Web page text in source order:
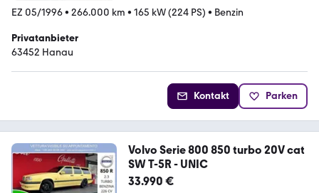
EZ 05/1996• 266.000 km • 165 kW (224 PS) • Benzin
Privatanbieter
63452 Hanau
Kontakt Parken
Volvo Serie 800 850 turbo 20V cat
SW T-5R - UNIC
33.990 €